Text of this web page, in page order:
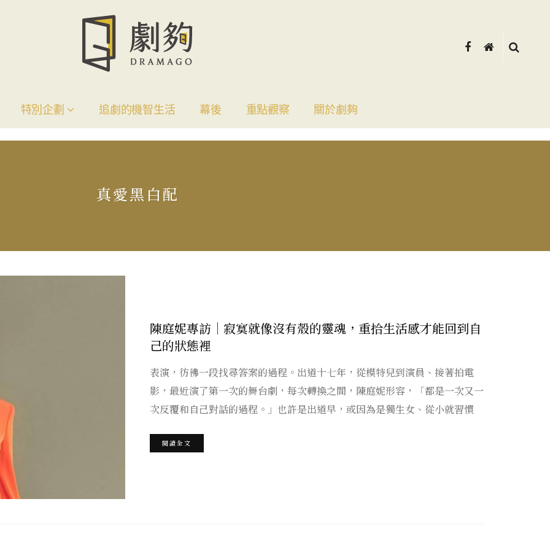
特別企劃 追劇的機智生活 幕後 重點觀察 關於劇夠
真愛黑白配
陳庭妮專訪｜寂寞就像沒有殼的靈魂，重拾生活感才能回到自
己的狀態裡
表演，彷彿一段找尋答案的過程。出道十七年，從模特兒到演員、接著拍電
影，最近演了第一次的舞台劇，每次轉換之間，陳庭妮形容，「都是一次又一
次反覆和自己對話的過程。」也許是出道早，或因為是獨生女、從小就習慣
閱讀全文